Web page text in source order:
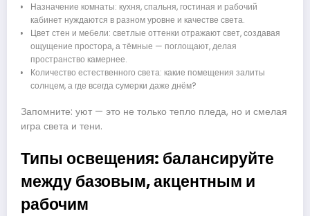
Назначение комнаты: кухня, спальня, гостиная и рабочий
кабинет нуждаются в разном уровне и качестве света.
Цвет стен и мебели: светлые оттенки отражают свет, создавая
ощущение простора, а тёмные — поглощают, делая
пространство камернее.
Количество естественного света: какие помещения залиты
солнцем, а где всегда сумерки даже днём?
Запомните: уют — это не только тепло пледа, но и смелая
игра света и тени.
Типы освещения: балансируйте
между базовым, акцентным и
рабочим